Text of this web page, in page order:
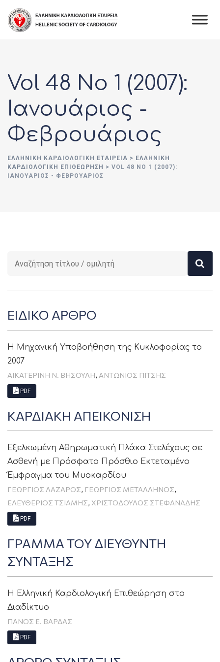
content
Vol 48 No 1 (2007):
Ιανουάριος -
Φεβρουάριος
ΕΛΛΗΝΙΚΉ ΚΑΡΔΙΟΛΟΓΙΚΉ ΕΤΑΙΡΕΊΑ > ΕΛΛΗΝΙΚΗ
ΚΑΡΔΙΟΛΟΓΙΚΗ ΕΠΙΘΕΩΡΗΣΗ > VOL 48 NO 1 (2007):
ΙΑΝΟΥΆΡΙΟΣ - ΦΕΒΡΟΥΆΡΙΟΣ
ΕΙΔΙΚΟ ΑΡΘΡΟ
Η Μηχανική Υποβοήθηση της Κυκλοφορίας το
2007
ΑΙΚΑΤΕΡΙΝΗ Ν. ΒΗΣΟΥΛΗ, ΑΝΤΩΝΙΟΣ ΠΙΤΣΗΣ
PDF
ΚΑΡΔΙΑΚΗ ΑΠΕΙΚΟΝΙΣΗ
Εξελκωμένη Αθηρωματική Πλάκα Στελέχους σε
Ασθενή με Πρόσφατο Πρόσθιο Εκτεταμένο
Έμφραγμα του Μυοκαρδίου
ΓΕΏΡΓΙΟΣ ΛΆΖΑΡΟΣ, ΓΕΩΡΓΙΟΣ ΜΕΤΑΛΛΗΝΟΣ,
ΕΛΕΥΘΈΡΙΟΣ ΤΣΙΆΜΗΣ, ΧΡΙΣΤΟΔΟΥΛΟΣ ΣΤΕΦΑΝΑΔΗΣ
PDF
ΓΡΑΜΜΑ ΤΟΥ ΔΙΕΥΘΥΝΤΗ
ΣΥΝΤΑΞΗΣ
Η Ελληνική Καρδιολογική Επιθεώρηση στο
Διαδίκτυο
ΠΑΝΟΣ Ε. ΒΑΡΔΑΣ
PDF